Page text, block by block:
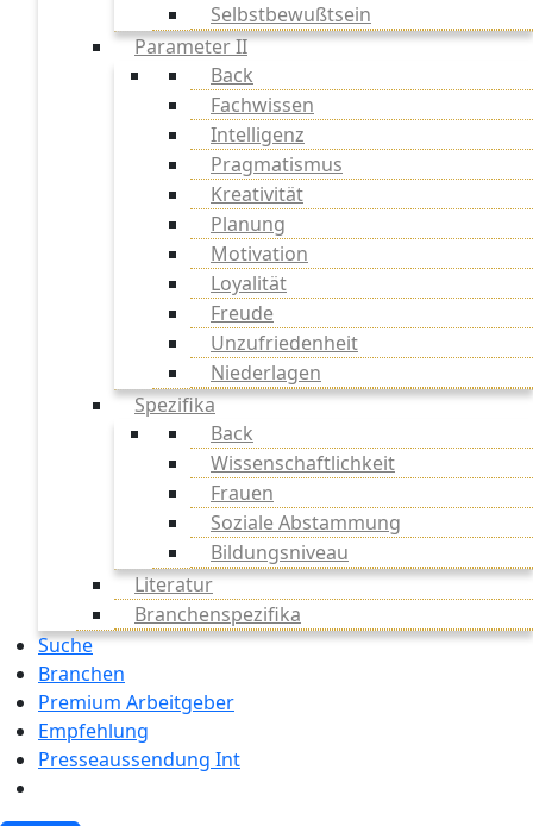
Selbstbewußtsein
Parameter II
Back
Fachwissen
Intelligenz
Pragmatismus
Kreativität
Planung
Motivation
Loyalität
Freude
Unzufriedenheit
Niederlagen
Spezifika
Back
Wissenschaftlichkeit
Frauen
Soziale Abstammung
Bildungsniveau
Literatur
Branchenspezifika
Suche
Branchen
Premium Arbeitgeber
Empfehlung
Presseaussendung Int